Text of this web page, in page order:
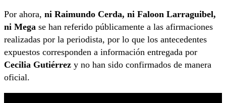
Por ahora, ni Raimundo Cerda, ni Faloon Larraguibel,
ni Mega se han referido públicamente a las afirmaciones
realizadas por la periodista, por lo que los antecedentes
expuestos corresponden a información entregada por
Cecilia Gutiérrez y no han sido confirmados de manera
oficial.